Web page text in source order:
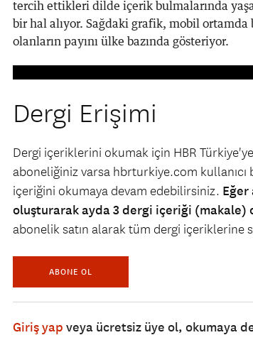
tercih ettikleri dilde içerik bulmalarında
bir hal alıyor. Sağdaki grafik, mobil ortamda
olanların payını ülke bazında gösteriyor.
Dergi Erişimi
Dergi içeriklerini okumak için HBR
aboneliğiniz varsa hbrturkiye.com
içeriğini okumaya devam edebilirsiniz.
oluşturarak ayda 3 dergi içeriği (makale)
abonelik satın alarak tüm dergi içeriklerine
ABONE OL
Giriş yap veya ücretsiz üye ol, okumaya